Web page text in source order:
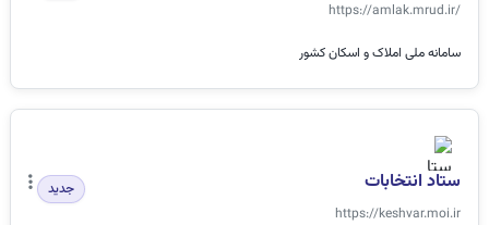
https://amlak.mrud.ir/
سامانه ملی املاک و اسکان کشور
ستاد انتخابات
https://keshvar.moi.ir
جدید